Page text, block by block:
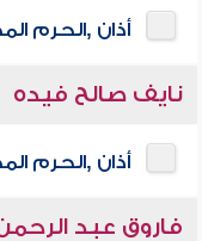
أذان ,الحرم
نايف صالح فيده
أذان ,الحرم
فاروق عبد